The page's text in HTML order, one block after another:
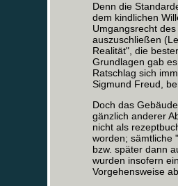
Denn die
dem kindlichen
Umgangsrecht
auszuschließen
Realität", die
Grundlagen gab
Ratschlag sich
Sigmund Freud,
Doch das
gänzlich anderer
nicht als
worden; sämtliche
bzw. später dann
wurden insofern
Vorgehensweise